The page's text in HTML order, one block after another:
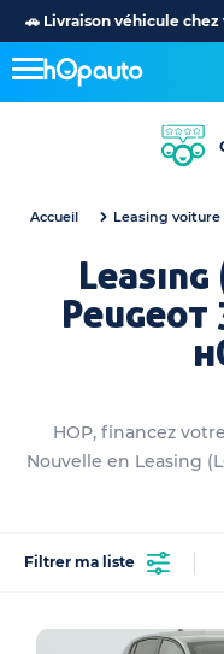
🚗 Livraison véhicule chez
+30 ans
Accueil Leasing voiture
Peugeot
HOP, financez
Nouvelle en Leasing
Filtrer ma liste